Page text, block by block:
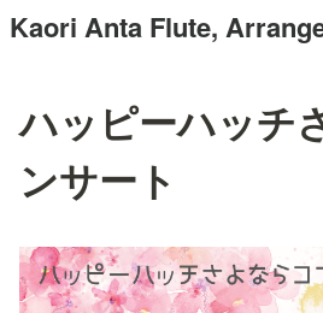
Kaori Anta Flute,
ハッピーハッチ
ンサート